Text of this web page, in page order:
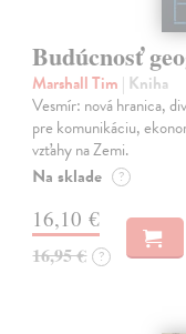
Budúcnosť
Marshall Tim | Kniha
Vesmír: nová hranica,
pre komunikáciu,
vzťahy na Zemi.
Na sklade ?
16,10 €
16,95 € ?